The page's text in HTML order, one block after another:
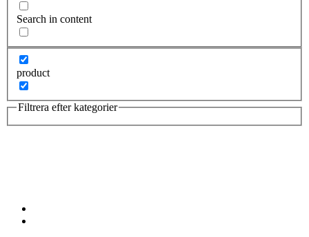
Search in content
product
Filtrera efter kategorier